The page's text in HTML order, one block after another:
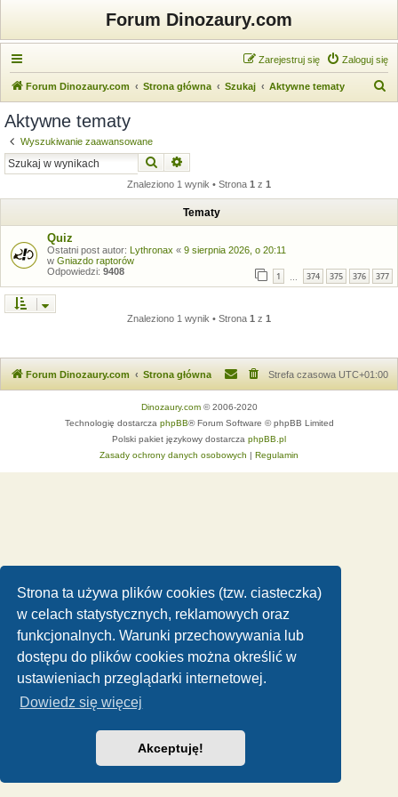
Strona ta używa plików cookies (tzw. ciasteczka)
w celach statystycznych, reklamowych oraz
funkcjonalnych. Warunki przechowywania lub
dostępu do plików cookies można określić w
ustawieniach przeglądarki internetowej.
Dowiedz się więcej
Akceptuję!
Forum Dinozaury.com
Zaloguj się
Zarejestruj się
Forum Dinozaury.com Strona główna Szukaj Aktywne tematy
Aktywne tematy
Wyszukiwanie zaawansowane
Szukaj
Znaleziono 1 wynik • Strona 1 z 1
Tematy
Quiz
Ostatni post autor: Lythronax « 9 sierpnia 2026, o 20:11
w Gniazdo raptorów
Odpowiedzi: 9408 1 374 375 376 377
Znaleziono 1 wynik • Strona 1 z 1
Forum Dinozaury.com Strona główna Strefa czasowa UTC+01:00
Dinozaury.com© 2006-2020
Technologię dostarcza phpBB® Forum Software © phpBB Limited
Polski pakiet językowy dostarcza phpBB.pl
Zasady ochrony danych osobowych | Regulamin